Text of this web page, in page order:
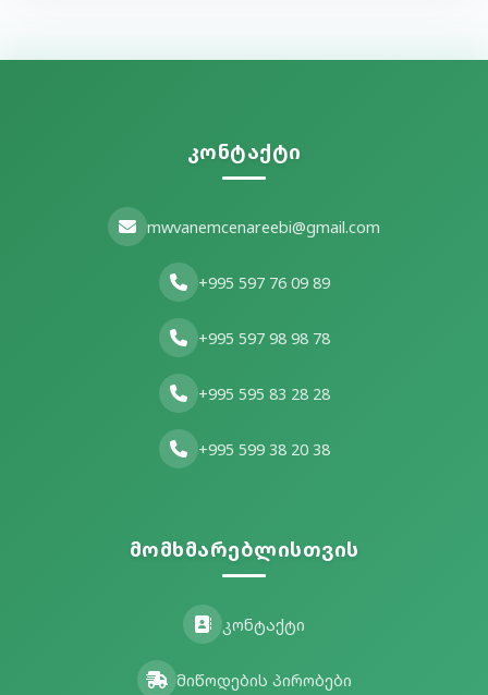
კონტაქტი
mwvanemcenareebi@gmail.com
+995 597 76 09 89
+995 597 98 98 78
+995 595 83 28 28
+995 599 38 20 38
მომხმარებლისთვის
კონტაქტი
მიწოდების პირობები